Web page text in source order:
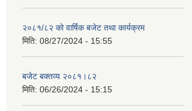
२०८१/८२ को वार्षिक बजेट तथा कार्यक्रम
मिति: 08/27/2024 - 15:55
बजेट बक्तव्य २०८१।८२
मिति: 06/26/2024 - 15:15